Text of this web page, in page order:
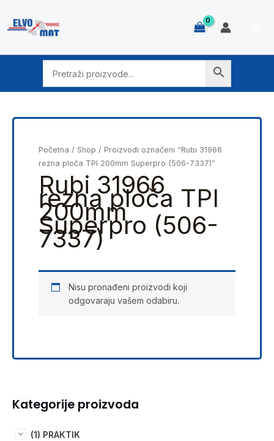
content
Kategorije proizvoda
(1) PRAKTIK
Početna / Shop / Proizvodi označeni “Rubi 31966
rezna ploča TPI 200mm Superpro (506-7337)”
Rubi 31966
rezna ploča TPI
200mm
Superpro (506-
7337)
Nisu pronađeni proizvodi koji
odgovaraju vašem odabiru.